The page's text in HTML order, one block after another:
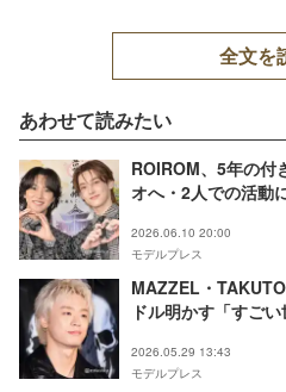
全文を
あわせて読みたい
ROIROM、5年の付
オへ・2人での活動
2026.06.10 20:00
モデルプレス
MAZZEL・
ドル明かす「すご
2026.05.29 13:43
モデルプレス